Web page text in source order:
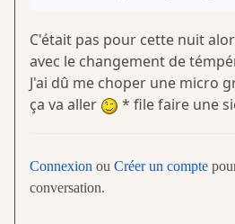
C'était pas pour cette nuit
avec le changement de
J'ai dû me choper une micro
ça va aller
* file faire une
Connexion ou Créer un compte
conversation.